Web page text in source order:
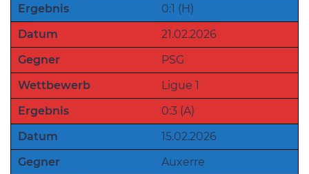
Ergebnis
0:1 (H)
Datum
21.02.2026
Gegner
PSG
Wettbewerb
Ligue 1
Ergebnis
0:3 (A)
Datum
15.02.2026
Gegner
Auxerre